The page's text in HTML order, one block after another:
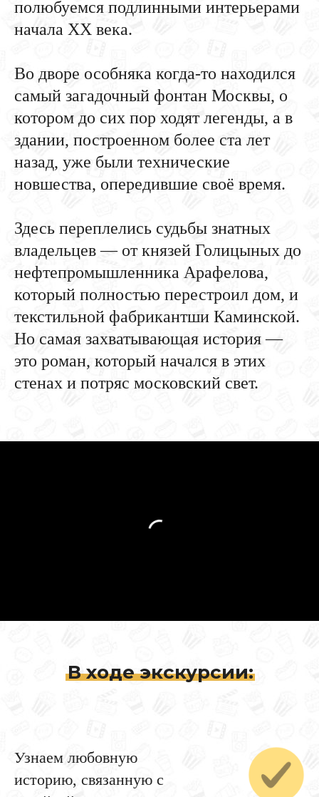
полюбуемся подлинными интерьерами
начала XX века.
Во дворе особняка когда-то находился
самый загадочный фонтан Москвы, о
котором до сих пор ходят легенды, а в
здании, построенном более ста лет
назад, уже были технические
новшества, опередившие своё время.
Здесь переплелись судьбы знатных
владельцев — от князей Голицыных до
нефтепромышленника Арафелова,
который полностью перестроил дом, и
текстильной фабрикантши Каминской.
Но самая захватывающая история —
это роман, который начался в этих
стенах и потряс московский свет.
В ходе экскурсии:
Узнаем любовную
историю, связанную с